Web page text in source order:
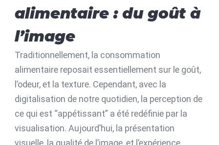
alimentaire : du goût à
l’image
Traditionnellement, la consommation
alimentaire reposait essentiellement sur le goût,
l’odeur, et la texture. Cependant, avec la
digitalisation de notre quotidien, la perception de
ce qui est “appétissant” a été redéfinie par la
visualisation. Aujourd’hui, la présentation
visuelle, la qualité de l’image, et l’expérience